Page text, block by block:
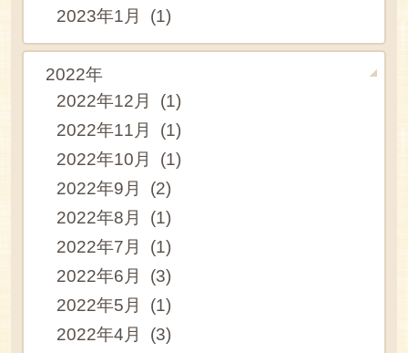
2023年1月 (1)
2022年
2022年12月 (1)
2022年11月 (1)
2022年10月 (1)
2022年9月 (2)
2022年8月 (1)
2022年7月 (1)
2022年6月 (3)
2022年5月 (1)
2022年4月 (3)